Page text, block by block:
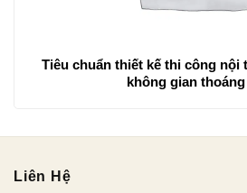
Tiêu chuẩn thiết kế thi công nội
không gian
Liên Hệ